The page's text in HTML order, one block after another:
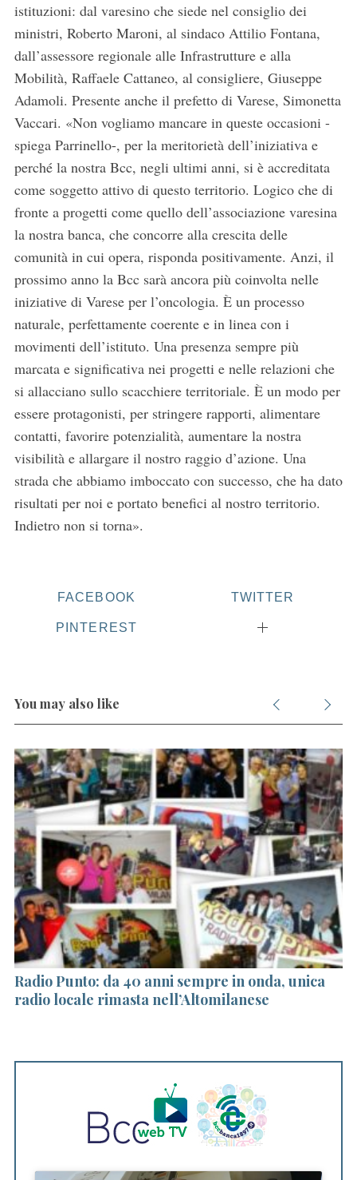
istituzioni: dal varesino che siede nel consiglio dei
ministri, Roberto Maroni, al sindaco Attilio Fontana,
dall’assessore regionale alle Infrastrutture e alla
Mobilità, Raffaele Cattaneo, al consigliere, Giuseppe
Adamoli. Presente anche il prefetto di Varese, Simonetta
Vaccari. «Non vogliamo mancare in queste occasioni -
spiega Parrinello-, per la meritorietà dell’iniziativa e
perché la nostra Bcc, negli ultimi anni, si è accreditata
come soggetto attivo di questo territorio. Logico che di
fronte a progetti come quello dell’associazione varesina
la nostra banca, che concorre alla crescita delle
comunità in cui opera, risponda positivamente. Anzi, il
prossimo anno la Bcc sarà ancora più coinvolta nelle
iniziative di Varese per l’oncologia. È un processo
naturale, perfettamente coerente e in linea con i
movimenti dell’istituto. Una presenza sempre più
marcata e significativa nei progetti e nelle relazioni che
si allacciano sullo scacchiere territoriale. È un modo per
essere protagonisti, per stringere rapporti, alimentare
contatti, favorire potenzialità, aumentare la nostra
visibilità e allargare il nostro raggio d’azione. Una
strada che abbiamo imboccato con successo, che ha dato
risultati per noi e portato benefici al nostro territorio.
Indietro non si torna».
FACEBOOK TWITTER
PINTEREST
You may also like
Radio Punto: da 40 anni sempre in onda, unica
radio locale rimasta nell’Altomilanese
S
c
f